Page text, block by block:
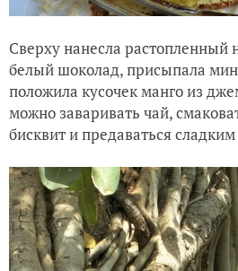
Сверху нанесла растопленный
белый шоколад, присыпала
положила кусочек манго из
можно заваривать чай,
бисквит и предаваться